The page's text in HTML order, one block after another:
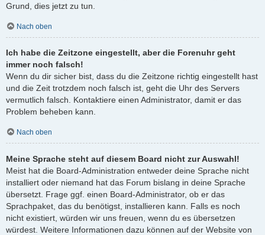
Grund, dies jetzt zu tun.
Nach oben
Ich habe die Zeitzone eingestellt, aber die Forenuhr geht
immer noch falsch!
Wenn du dir sicher bist, dass du die Zeitzone richtig eingestellt hast
und die Zeit trotzdem noch falsch ist, geht die Uhr des Servers
vermutlich falsch. Kontaktiere einen Administrator, damit er das
Problem beheben kann.
Nach oben
Meine Sprache steht auf diesem Board nicht zur Auswahl!
Meist hat die Board-Administration entweder deine Sprache nicht
installiert oder niemand hat das Forum bislang in deine Sprache
übersetzt. Frage ggf. einen Board-Administrator, ob er das
Sprachpaket, das du benötigst, installieren kann. Falls es noch
nicht existiert, würden wir uns freuen, wenn du es übersetzen
würdest. Weitere Informationen dazu können auf der Website von